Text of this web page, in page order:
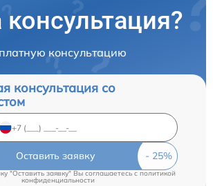
консультацию
консультация со
Оставить заявку
"Оставить заявку" Вы соглашаетесь c политикой
конфиденциальности